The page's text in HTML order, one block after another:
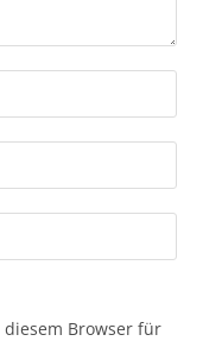
Browser für